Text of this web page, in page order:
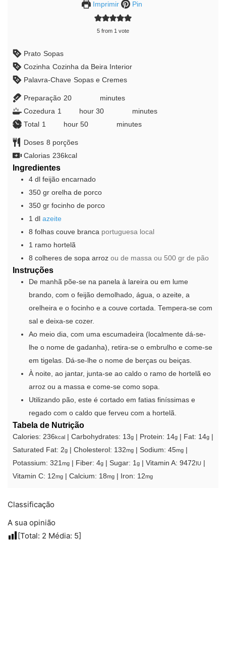
Imprimir Pin
5 from 1 vote
Prato Sopas
Cozinha Cozinha da Beira Interior
Palavra-Chave Sopas e Cremes
Preparação 20minutes
minutes
Cozedura 1 hour 30minutes
minutes
Total
1 hour 50minutes minutes
Doses 8 porções
Calorias 236 kcal
Ingredientes
4 dl feijão encarnado
350 gr orelha de porco
350 gr focinho de porco
1 dl azeite
8 folhas couve branca portuguesa local
1 ramo hortelã
8 colheres de sopa arroz ou de massa ou 500 gr de pão
Instruções
De manhã põe-se na panela à lareira ou em lume
brando, com o feijão demolhado, água, o azeite, a
orelheira e o focinho e a couve cortada. Tempera-se com
sal e deixa-se cozer.
Ao meio dia, com uma escumadeira (localmente dá-se-
lhe o nome de gadanha), retira-se o embrulho e come-se
em tigelas. Dá-se-lhe o nome de berças ou beiças.
À noite, ao jantar, junta-se ao caldo o ramo de hortelã eo
arroz ou a massa e come-se como sopa.
Utilizando pão, este é cortado em fatias finíssimas e
regado com o caldo que ferveu com a hortelã.
Tabela de Nutrição
Calories: 236kcal Carbohydrates: 13g Protein: 14g Fat: 14g
Saturated Fat: 2g Cholesterol: 132mg Sodium: 45mg
Potassium: 321 mg Fiber: 4g Sugar: 1 g Vitamin A: 9472IU
Vitamin C: 12mg Calcium: 18mg Iron: 12mg
Classificação
A sua opinião
[Total: 2 Média: 5]